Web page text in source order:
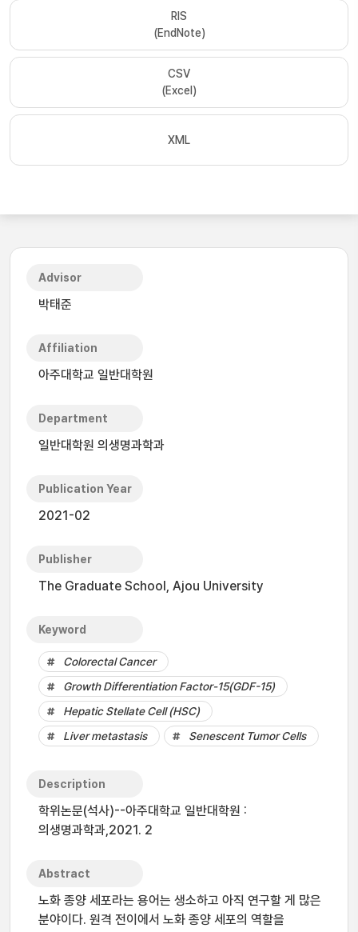
RIS
(EndNote)
CSV
(Excel)
XML
Advisor
박태준
Affiliation
아주대학교 일반대학원
Department
일반대학원 의생명과학과
Publication Year
2021-02
Publisher
The Graduate School, Ajou University
Keyword
Colorectal Cancer
Growth Differentiation Factor-15(GDF-15)
Hepatic Stellate Cell (HSC)
Liver metastasis
Senescent Tumor Cells
Description
학위논문(석사)--아주대학교 일반대학원 :
의생명과학과,2021. 2
Abstract
노화 종양 세포라는 용어는 생소하고 아직 연구할 게 많은
분야이다. 원격 전이에서 노화 종양 세포의 역할을